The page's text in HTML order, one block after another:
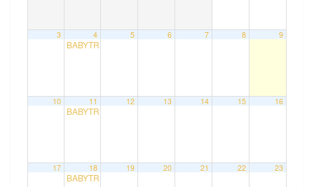
3 4
BABYTREFF mit Bettina
5 6 7 8 9
10 11
BABYTREFF mit Bettina
12 13 14 15 16
17 18
BABYTREFF mit Bettina
19 20 21 22 23